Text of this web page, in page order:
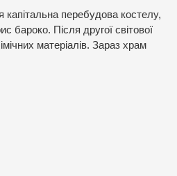
капітальна перебудова костелу,
бароко. Після другої світової
матеріалів. Зараз храм